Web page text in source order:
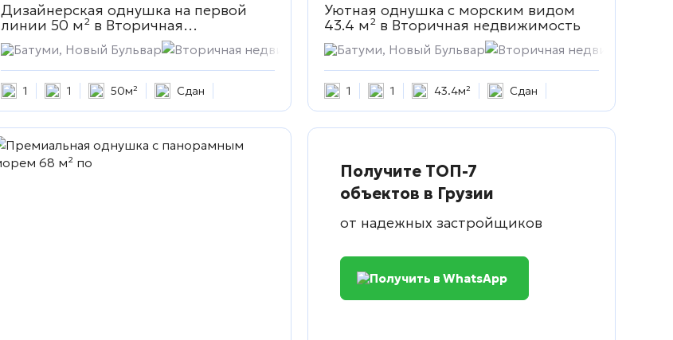
Дизайнерская однушка на первой
линии 50 м² в Вторичная
недвижимость
Батуми, Новый Бульвар Вторичная недвижимость
1 1 50м² Сдан
Уютная однушка с морским видом
43.4 м² в Вторичная недвижимость
Батуми, Новый Бульвар Вторичная недвижимость
1 1 43.4м² Сдан
Получите ТОП-7
объектов в Грузии
от надежных застройщиков
Получить в WhatsApp